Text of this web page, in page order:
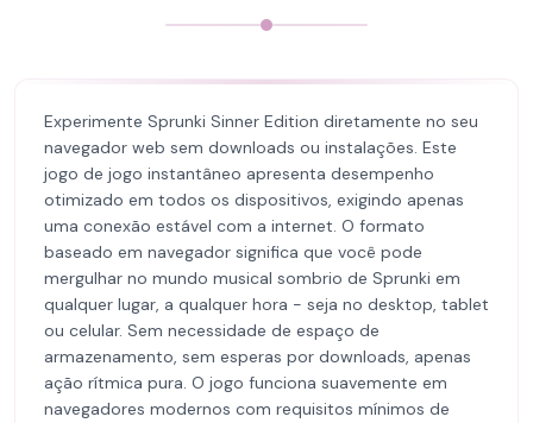
Experimente Sprunki Sinner Edition diretamente no seu
navegador web sem downloads ou instalações. Este
jogo de jogo instantâneo apresenta desempenho
otimizado em todos os dispositivos, exigindo apenas
uma conexão estável com a internet. O formato
baseado em navegador significa que você pode
mergulhar no mundo musical sombrio de Sprunki em
qualquer lugar, a qualquer hora - seja no desktop, tablet
ou celular. Sem necessidade de espaço de
armazenamento, sem esperas por downloads, apenas
ação rítmica pura. O jogo funciona suavemente em
navegadores modernos com requisitos mínimos de